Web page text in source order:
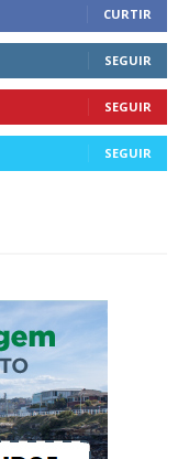
CURTIR
SEGUIR
SEGUIR
SEGUIR